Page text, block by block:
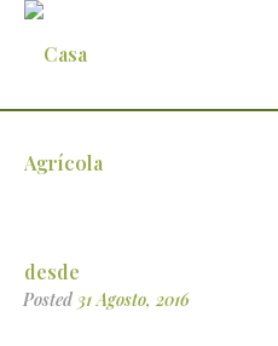
Feira de Azeites no
Posted 31 Agosto, 2016